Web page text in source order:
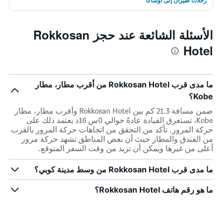
الأسئلة الشائعة عند حجز Rokkosan
Hotel
ما مدى قرب Rokkosan Hotel من أقرب مطار، مطار
Kobe؟
ضمن مسافة 21.3 كم بين Rokkosan Hotel وأقرب مطار، مطار
Kobe، تستغرق القيادة عادةً حوالي 0س 16د يعتمد ذلك على
حركة المرور. تأكد من التحقق من اتجاهات حركة المرور بالقرب
من الفندق والمطار حيث أن بعض المناطق تشهد حركة مرور
أعلى من غيرها ويمكن أن تزيد من وقت السفر المتوقع.
ما مدى قرب Rokkosan Hotel من وسط مدينة كوبي؟
ما هو رقم هاتف Rokkosan Hotel؟